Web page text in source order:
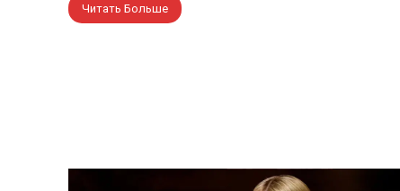
Читать Больше